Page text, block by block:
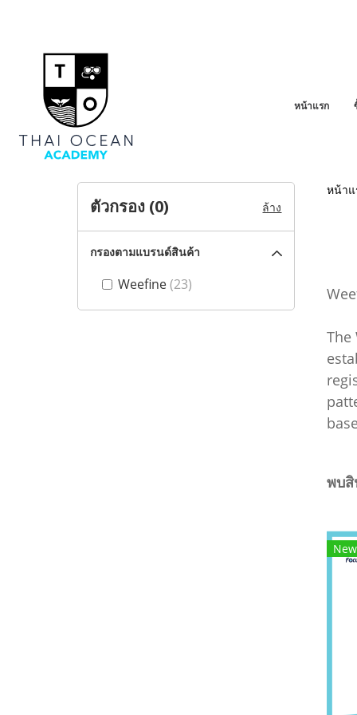
หน้าแรก
หน้าแ
The
พบสิ
New
ตัวกรอง (0) ล้าง
กรองตามแบรนด์สินค้า
Weefine(23)